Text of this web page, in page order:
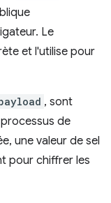
Le
et l'utilise pour
, sont
de
une valeur de sel
pour chiffrer les